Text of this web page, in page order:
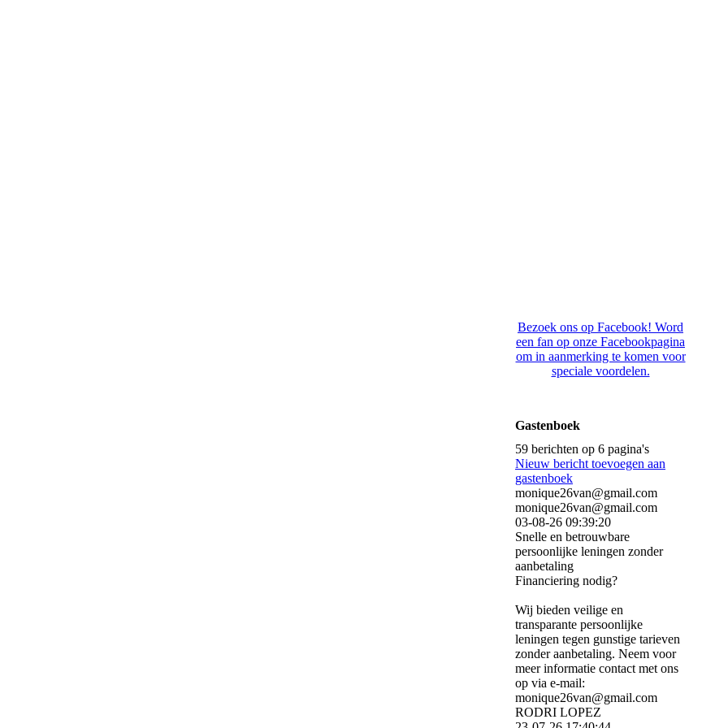
Bezoek ons op Facebook! Word
een fan op onze Facebookpagina
om in aanmerking te komen voor
speciale voordelen.
Gastenboek
59 berichten op 6 pagina's
Nieuw bericht toevoegen aan
gastenboek
monique26van@gmail.com
monique26van@gmail.com
03-08-26 09:39:20
Snelle en betrouwbare
persoonlijke leningen zonder
aanbetaling
Financiering nodig?
Wij bieden veilige en
transparante persoonlijke
leningen tegen gunstige tarieven
zonder aanbetaling. Neem voor
meer informatie contact met ons
op via e-mail:
monique26van@gmail.com
RODRI LOPEZ